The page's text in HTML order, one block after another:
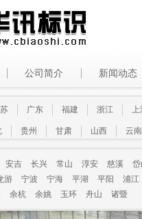
公司简介 新闻动态
广东 福建 浙江 上
贵州 甘肃 山西 云南
安吉 长兴 常山 淳安 慈溪 岱
游 宁波 宁海 平湖 平阳 浦江
余杭 余姚 玉环 舟山 诸暨